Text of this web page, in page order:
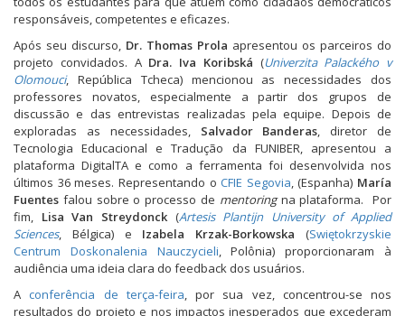
responsáveis, competentes e eficazes.
Após seu discurso, Dr. Thomas Prola apresentou os parceiros do
projeto convidados. A Dra. Iva Koribská (Univerzita Palackého v
Olomouci, República Tcheca) mencionou as necessidades dos
professores novatos, especialmente a partir dos grupos de
discussão e das entrevistas realizadas pela equipe. Depois de
exploradas as necessidades, Salvador Banderas, diretor de
Tecnologia Educacional e Tradução da FUNIBER, apresentou a
plataforma DigitalTA e como a ferramenta foi desenvolvida nos
últimos 36 meses. Representando oCFIE Segovia, (Espanha) María
Fuentes falou sobre o processo de mentoringna plataforma. Por
fim, Lisa Van Streydonck(Artesis Plantijn University of Applied
Sciences, Bélgica) e Izabela Krzak-Borkowska (Swiętokrzyskie
Centrum Doskonalenia Nauczycieli, Polônia) proporcionaram à
audiência uma ideia clara do feedback dos usuários.
Aconferência de terça-feira, por sua vez, concentrou-se nos
resultados do projeto e nos impactos inesperados que excederam